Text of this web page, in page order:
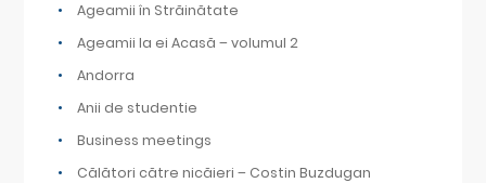
Ageamii în Străinătate
Ageamii la ei Acasă – volumul 2
Andorra
Anii de studentie
Business meetings
Călători către nicăieri – Costin Buzdugan